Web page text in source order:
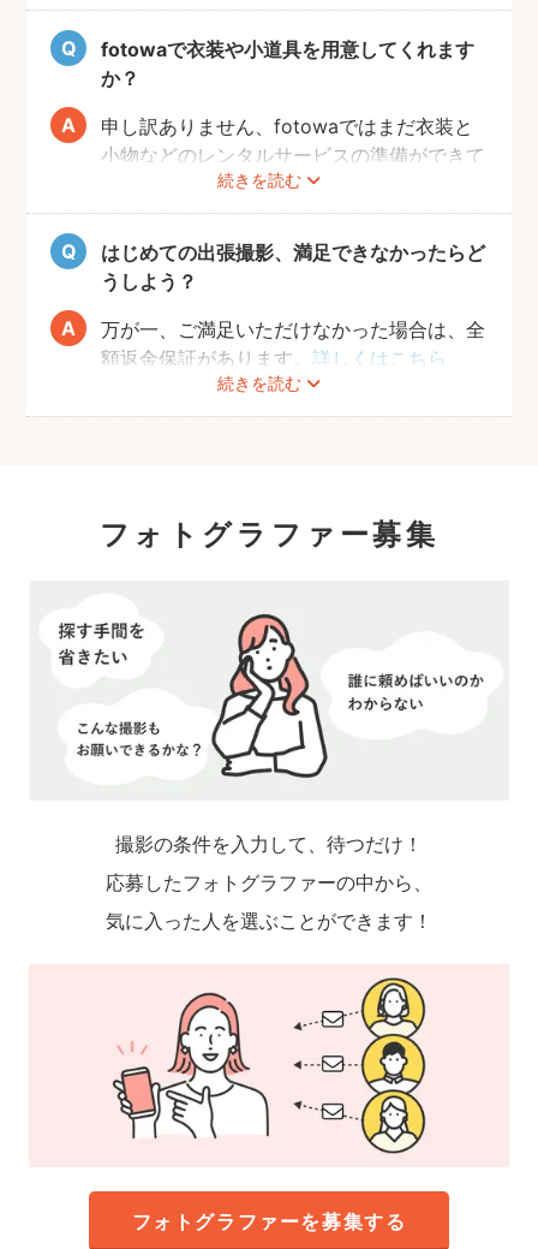
をお楽しみいただけます。
fotowaで衣装や小道具を用意してくれます
か？
続きを読む
申し訳ありません、fotowaではまだ衣装と
小物などのレンタルサービスの準備ができて
おりませんので、お客様ご自身にご用意をお
願いしております。
はじめての出張撮影、満足できなかったらど
うしよう？
続きを読む
万が一、ご満足いただけなかった場合は、全
額返金保証があります。詳しくはこちら
フォトグラファー募集
撮影の条件を入力して、待つだけ！
応募したフォトグラファーの中から、
気に入った人を選ぶことができます！
フォトグラファーを募集する